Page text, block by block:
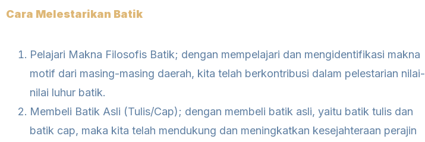
Cara Melestarikan Batik
Pelajari Makna Filosofis Batik; dengan mempelajari dan mengidentifikasi makna
motif dari masing-masing daerah, kita telah berkontribusi dalam pelestarian nilai-
nilai luhur batik.
Membeli Batik Asli (Tulis/Cap); dengan membeli batik asli, yaitu batik tulis dan
batik cap, maka kita telah mendukung dan meningkatkan kesejahteraan perajin